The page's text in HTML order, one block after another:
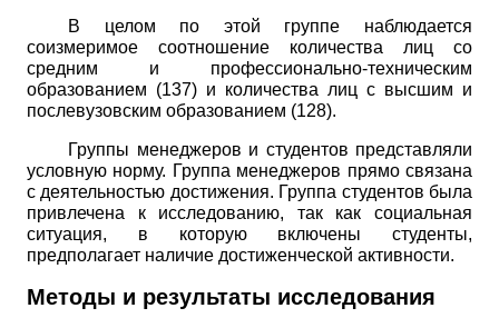
В целом по этой группе наблюдается
соизмеримое соотношение количества лиц со
средним и профессионально-техническим
образованием (137) и количества лиц с высшим и
послевузовским образованием (128).
Группы менеджеров и студентов представляли
условную норму. Группа менеджеров прямо связана
с деятельностью достижения. Группа студентов была
привлечена к исследованию, так как социальная
ситуация, в которую включены студенты,
предполагает наличие достиженческой активности.
Методы и результаты исследования